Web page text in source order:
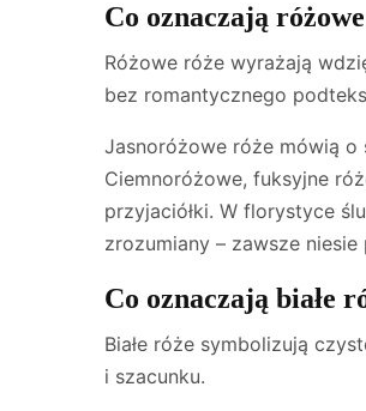
Co oznaczają
Różowe róże wyrażają
bez romantycznego
Jasnoróżowe róże mówią o
Ciemnoróżowe, fuksyjne
przyjaciółki. W florystyce
zrozumiany – zawsze
Co oznaczają białe
Białe róże symbolizują
i szacunku.